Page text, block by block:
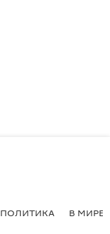
ПОЛИТИКА В МИРЕ